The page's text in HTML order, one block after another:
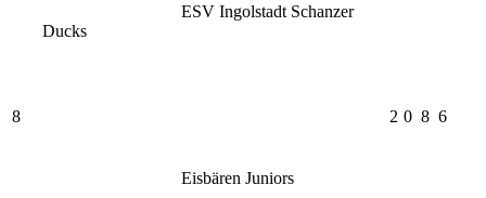
ESV Ingolstadt Schanzer
Ducks
8
Eisbären Juniors
2 0 8 6